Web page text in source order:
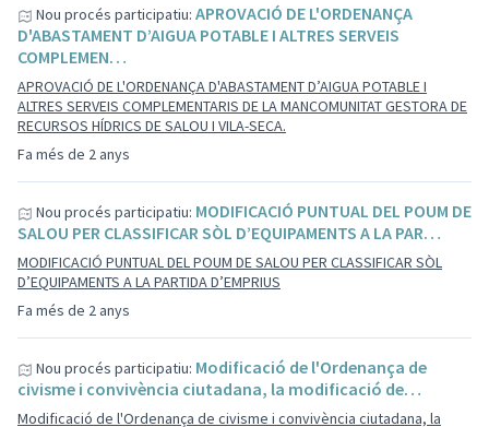
Fa més de 2 anys
Nou procés participatiu: APROVACIÓ DE L'ORDENANÇA
D'ABASTAMENT D’AIGUA POTABLE I ALTRES SERVEIS
COMPLEMEN…
APROVACIÓ DE L'ORDENANÇA D'ABASTAMENT D’AIGUA POTABLE I
ALTRES SERVEIS COMPLEMENTARIS DE LA MANCOMUNITAT GESTORA DE
RECURSOS HÍDRICS DE SALOU I VILA-SECA.
Fa més de 2 anys
Nou procés participatiu: MODIFICACIÓ PUNTUAL DEL POUM DE
SALOU PER CLASSIFICAR SÒL D’EQUIPAMENTS A LA PAR…
MODIFICACIÓ PUNTUAL DEL POUM DE SALOU PER CLASSIFICAR SÒL
D’EQUIPAMENTS A LA PARTIDA D’EMPRIUS
Nou procés participatiu: Modificació de l'Ordenança de
civisme i convivència ciutadana, la modificació de…
Modificació de l'Ordenança de civisme i convivència ciutadana, la